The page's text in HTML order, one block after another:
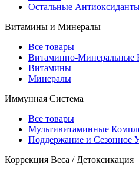
Остальные
Витамины и Минералы
Все товары
Витаминно-Минеральные
Витамины
Минералы
Иммунная Система
Все товары
Мультивитаминные
Поддержание и Сезонное
Коррекция Веса / Детоксикация